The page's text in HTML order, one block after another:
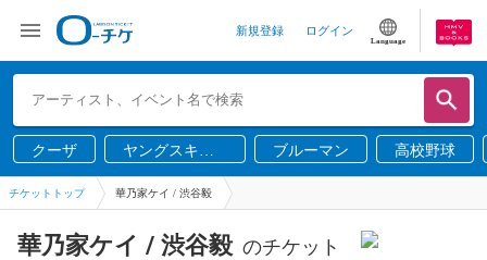
新規登録 ログイン
Language
クーザ
ヤングスキニ
ー
ブルーマン 高校野球
チケットトップ 華乃家ケイ / 渋谷毅
華乃家ケイ / 渋谷毅 のチケット